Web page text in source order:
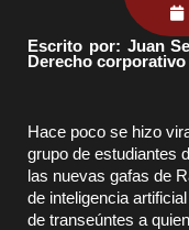
Escrito por: Juan
Derecho corporativo
Hace poco se hizo
grupo de estudiantes
las nuevas gafas de
de inteligencia
de transeúntes a